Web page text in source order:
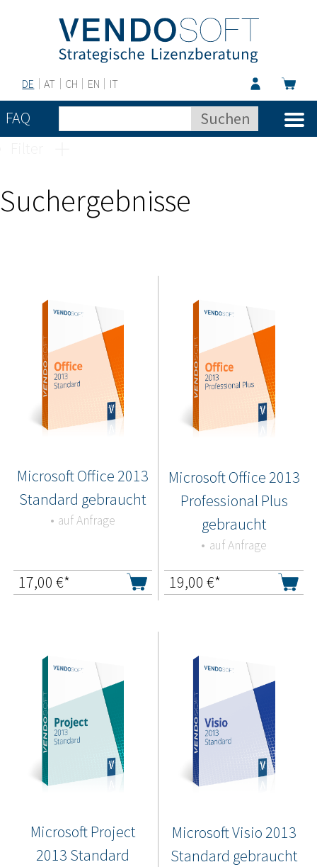
DE AT CH EN IT
FAQ
Suchergebnisse
Microsoft Office 2013
Standard gebraucht
auf Anfrage
17,00 €*
Microsoft Office 2013
Professional Plus
gebraucht
auf Anfrage
19,00 €*
Microsoft Project
2013 Standard
Microsoft Visio 2013
Standard gebraucht